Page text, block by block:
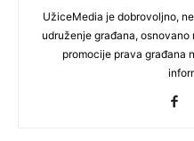
UžiceMedia je dobrovoljno,
udruženje građana,
promocije prava građana